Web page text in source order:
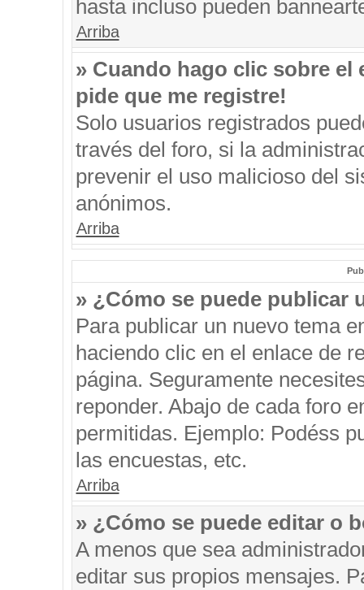
hasta incluso pueden
Arriba
» Cuando hago clic sobre el
pide que me registre!
Solo usuarios registrados
través del foro, si la
prevenir el uso malicioso del
anónimos.
Arriba
» ¿Cómo se puede publicar
Para publicar un nuevo tema
haciendo clic en el enlace de
página. Seguramente
reponder. Abajo de cada foro
permitidas. Ejemplo: Podéss
las encuestas, etc.
Arriba
» ¿Cómo se puede editar o
A menos que sea
editar sus propios mensajes.